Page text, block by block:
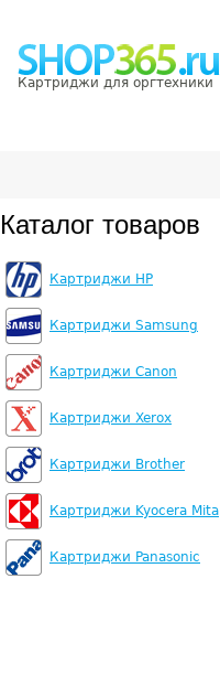
Картриджи для оргтехники
Каталог товаров
Картриджи HP
Картриджи Samsung
Картриджи Canon
Картриджи Xerox
Картриджи Brother
Картриджи Kyocera Mita
Картриджи Panasonic